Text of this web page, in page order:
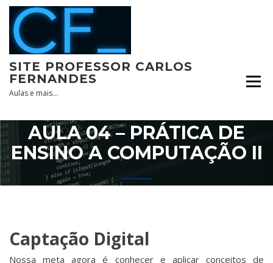
Skip
content
SITE PROFESSOR CARLOS
FERNANDES
Aulas e mais…
AULA 04 – PRÁTICA DE
ENSINO A COMPUTAÇÃO II
Captação Digital
Nossa meta agora é conhecer e aplicar conceitos de